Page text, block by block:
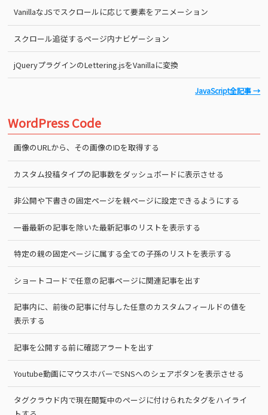
VanillaなJSでスクロールに応じて要素をアニメーション
スクロール追従するページ内ナビゲーション
jQueryプラグインのLettering.jsをVanillaに変換
JavaScript全記事 →
WordPress Code
画像のURLから、その画像のIDを取得する
カスタム投稿タイプの記事数をダッシュボードに表示させる
非公開や下書きの固定ページを親ページに設定できるようにする
一番最新の記事を除いた最新記事のリストを表示する
特定の親の固定ページに属する全ての子孫のリストを表示する
ショートコードで任意の記事ページに関連記事を出す
記事内に、前後の記事に付与した任意のカスタムフィールドの値を
表示する
記事を公開する前に確認アラートを出す
Youtube動画にマウスホバーでSNSへのシェアボタンを表示させる
タグクラウド内で現在閲覧中のページに付けられたタグをハイライ